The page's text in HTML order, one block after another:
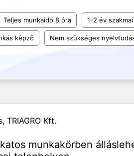
Teljes munkaidő 8 óra 1-2 év
képző Nem szükséges
TRIAGRO Kft.
munkakörben